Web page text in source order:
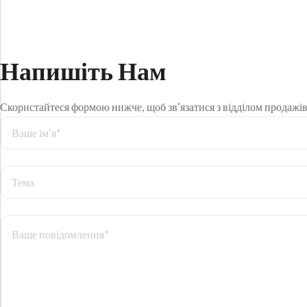
Напишіть Нам
Скористайтеся формою нижче, щоб зв'язатися з відділом продажів